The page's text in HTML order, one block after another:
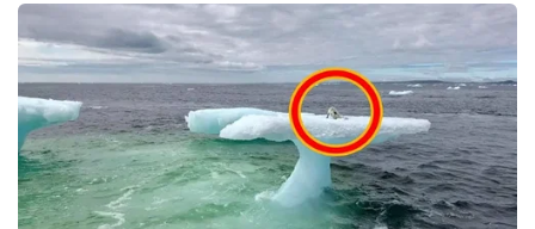
मजबूत पकड़ है। 2006 से पत्रकारिता में सक्रिय दिगपाल सिंह को प्रिंट और
डिजिटल दोनों माध्यमों में काम करने का अनुभव है। दोनों प्लेटफॉर्म्स पर काम करते
हुए उन्होंने ग्राउंड-लेवल रिपोर्टिंग से लेकर सेंट्रल डेस्क पर बड़ी खबरों की हैंडलिंग
तक हर स्तर पर अनुभव हासिल किया है। अब तक 30,000 से अधिक खबरें लिख
चुके दिगपाल हाइपर-लोकल न्यूज की बारीकियों, शहरों की समस्याओं और लोगों से
जुड़े वास्तविक मुद्दों को समझने की विशेष क्षमता रखते हैं।
और पढ़ें
Follow Us:
Subscribe to our daily Newsletter!
SUBMIT